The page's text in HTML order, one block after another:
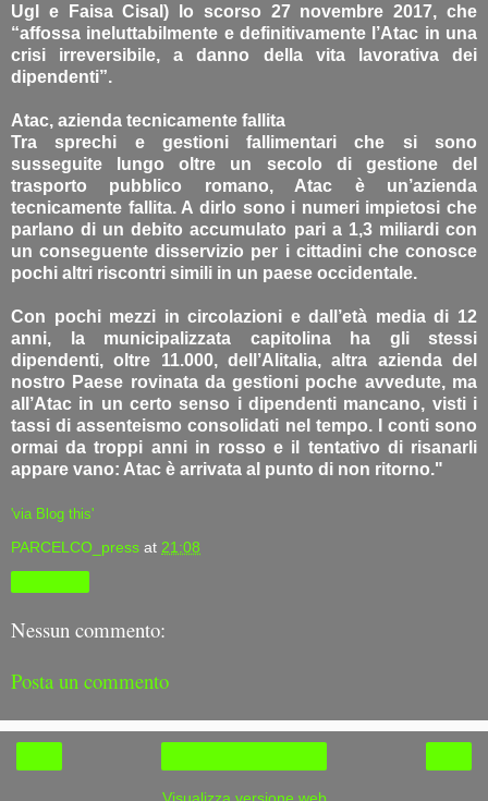
Ugl e Faisa Cisal) lo scorso 27 novembre 2017, che
“affossa ineluttabilmente e definitivamente l’Atac in una
crisi irreversibile, a danno della vita lavorativa dei
dipendenti”.
Atac, azienda tecnicamente fallita
Tra sprechi e gestioni fallimentari che si sono
susseguite lungo oltre un secolo di gestione del
trasporto pubblico romano, Atac è un’azienda
tecnicamente fallita. A dirlo sono i numeri impietosi che
parlano di un debito accumulato pari a 1,3 miliardi con
un conseguente disservizio per i cittadini che conosce
pochi altri riscontri simili in un paese occidentale.
Con pochi mezzi in circolazioni e dall’età media di 12
anni, la municipalizzata capitolina ha gli stessi
dipendenti, oltre 11.000, dell’Alitalia, altra azienda del
nostro Paese rovinata da gestioni poche avvedute, ma
all’Atac in un certo senso i dipendenti mancano, visti i
tassi di assenteismo consolidati nel tempo. I conti sono
ormai da troppi anni in rosso e il tentativo di risanarli
appare vano: Atac è arrivata al punto di non ritorno."
'via Blog this'
PARCELCO_press at 21:08
Nessun commento:
Posta un commento